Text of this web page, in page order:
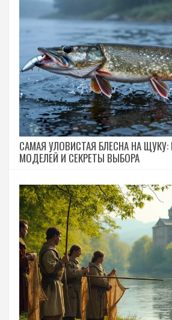
САМАЯ УЛОВИСТАЯ БЛЕСНА НА ЩУКУ:
МОДЕЛЕЙ И СЕКРЕТЫ ВЫБОРА